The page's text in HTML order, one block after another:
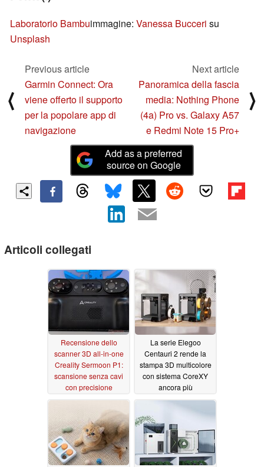
Laboratorio Bambuimmagine: Vanessa Bucceri su
Unsplash
⟨
Previous article
Garmin Connect: Ora
viene offerto il supporto
per la popolare app di
navigazione
Next article
Panoramica della fascia
media: Nothing Phone
(4a) Pro vs. Galaxy A57
e Redmi Note 15 Pro+
⟩
Add as a preferred
source on Google
Articoli collegati
Recensione dello
scanner 3D all-in-one
Creality Sermoon P1:
scansione senza cavi
con precisione
affidabile 06/26/2026
La serie Elegoo
Centauri 2 rende la
stampa 3D multicolore
con sistema CoreXY
ancora più
conveniente06/24/2026